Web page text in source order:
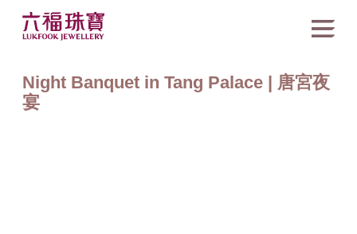
Night Banquet in Tang Palace | 唐宮夜
宴